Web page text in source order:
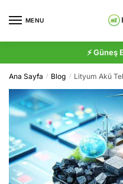
MENU
⚡ Güneş
Ana Sayfa / Blog / Lityum Akü